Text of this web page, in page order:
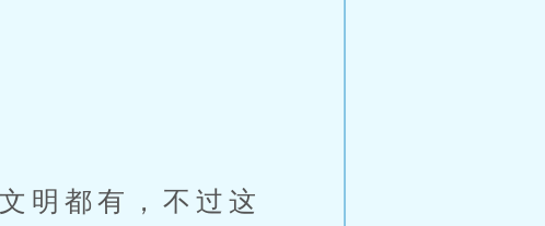
明都有，不过这